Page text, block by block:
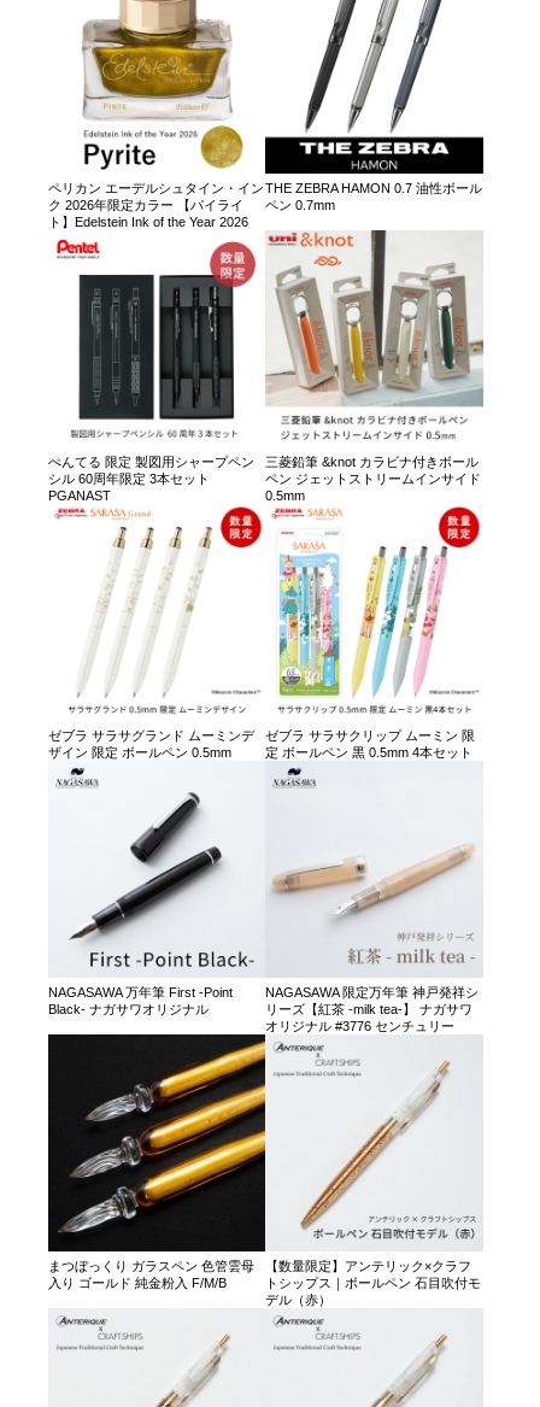
ペリカン エーデルシュタイン・イン
ク 2026年限定カラー 【パイライ
ト】Edelstein Ink of the Year 2026
THE ZEBRA HAMON 0.7 油性ボール
ペン 0.7mm
ぺんてる 限定 製図用シャープペン
シル 60周年限定 3本セット
PGANAST
三菱鉛筆 &knot カラビナ付きボール
ペン ジェットストリームインサイド
0.5mm
ゼブラ サラサグランド ムーミンデ
ザイン 限定 ボールペン 0.5mm
ゼブラ サラサクリップ ムーミン 限
定 ボールペン 黒 0.5mm 4本セット
NAGASAWA 万年筆 First -Point
Black- ナガサワオリジナル
NAGASAWA 限定万年筆 神戸発祥シ
リーズ【紅茶 -milk tea-】 ナガサワ
オリジナル #3776 センチュリー
まつぼっくり ガラスペン 色管雲母
入り ゴールド 純金粉入 F/M/B
【数量限定】アンテリック×クラフ
トシップス｜ボールペン 石目吹付モ
デル（赤）